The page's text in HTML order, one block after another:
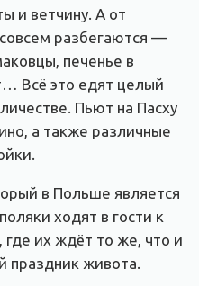
и ветчину. А от
разбегаются —
печенье в
Всё это едят целый
Пьют на Пасху
а также различные
в Польше является
ходят в гости к
их ждёт то же, что и
праздник живота.